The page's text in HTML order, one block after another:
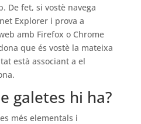
De fet, si vostè navega
Explorer i prova a
amb Firefox o Chrome
que és vostè la mateixa
està associant a el
galetes hi ha?
més elementals i